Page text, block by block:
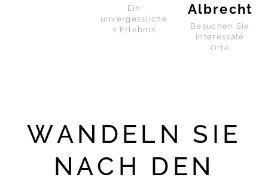
Ein
unvergessliche
s Erlebnis
Albrecht
Besuchen Sie
interessate
Orte
WANDELN SIE
NACH DEN